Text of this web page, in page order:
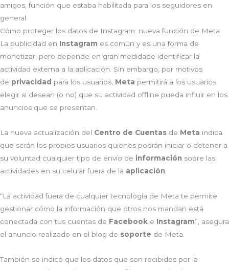
amigos, función que estaba habilitada para los seguidores en
general.
Cómo proteger los datos de Instagram: nueva función de Meta
La publicidad en Instagram es común y es una forma de
monetizar, pero depende en gran medidade identificar la
actividad externa a la aplicación. Sin embargo, por motivos
de privacidad para los usuarios, Meta permitirá a los usuarios
elegir si desean (o no) que su actividad offline pueda influir en los
anuncios que se presentan.
La nueva actualización del Centro de Cuentas de Meta indica
que serán los propios usuarios quienes podrán iniciar o detener a
su voluntad cualquier tipo de envío de información sobre las
actividades en su celular fuera de la aplicación
“La actividad fuera de cualquier tecnología de Meta te permite
gestionar cómo la información que otros nos mandan está
conectada con tus cuentas de Facebook e Instagram”, asegura
el anuncio realizado en el blog de soporte de Meta.
También se indicó que los datos que son recibidos por la